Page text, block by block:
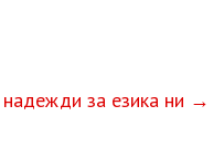
надежди за езика ни →